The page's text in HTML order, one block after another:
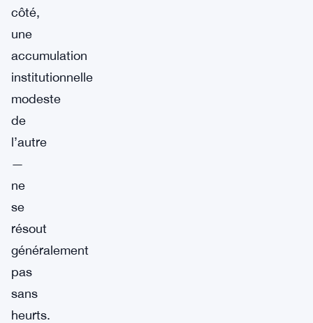
côté,
une
accumulation
institutionnelle
modeste
de
l’autre
—
ne
se
résout
généralement
pas
sans
heurts.